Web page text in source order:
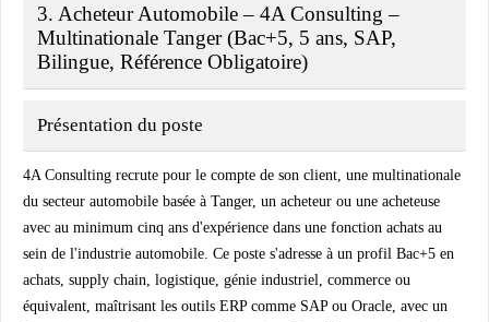
3. Acheteur Automobile – 4A Consulting –
Multinationale Tanger (Bac+5, 5 ans, SAP,
Bilingue, Référence Obligatoire)
Présentation du poste
4A Consulting recrute pour le compte de son client, une multinationale
du secteur automobile basée à Tanger, un acheteur ou une acheteuse
avec au minimum cinq ans d'expérience dans une fonction achats au
sein de l'industrie automobile. Ce poste s'adresse à un profil Bac+5 en
achats, supply chain, logistique, génie industriel, commerce ou
équivalent, maîtrisant les outils ERP comme SAP ou Oracle, avec un